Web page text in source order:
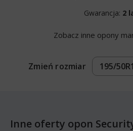
Gwarancja: 2
Zobacz inne opony
Zmień rozmiar
Inne oferty opon